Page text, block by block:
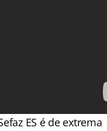
ES é de extrema